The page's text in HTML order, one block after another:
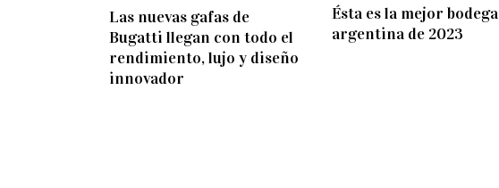
Las nuevas gafas de
Bugatti llegan con todo el
rendimiento, lujo y diseño
innovador
Ésta es la mejor bodega
argentina de 2023